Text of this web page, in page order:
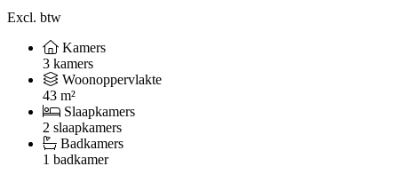
Excl. btw
Kamers
3 kamers
Woonoppervlakte
43 m²
Slaapkamers
2 slaapkamers
Badkamers
1 badkamer